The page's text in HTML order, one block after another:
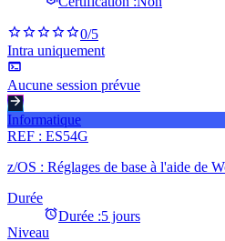
0/5
Intra uniquement
Aucune session prévue
Informatique
REF : ES54G
z/OS : Réglages de base à l'aide de
Durée
Durée :5 jours
Niveau